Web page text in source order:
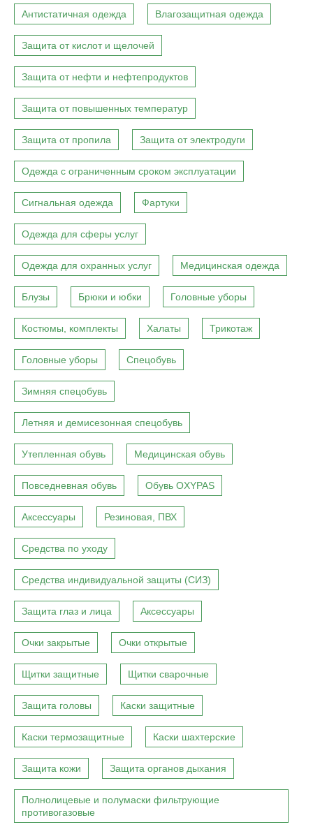
Антистатичная одежда Влагозащитная одежда
Защита от кислот и щелочей
Защита от нефти и нефтепродуктов
Защита от повышенных температур
Защита от пропила Защита от электродуги
Одежда с ограниченным сроком эксплуатации
Сигнальная одежда Фартуки
Одежда для сферы услуг
Одежда для охранных услуг Медицинская одежда
Блузы Брюки и юбки Головные уборы
Костюмы, комплекты Халаты Трикотаж
Головные уборы Спецобувь
Зимняя спецобувь
Летняя и демисезонная спецобувь
Утепленная обувь Медицинская обувь
Повседневная обувь Обувь OXYPAS
Аксессуары Резиновая, ПВХ
Средства по уходу
Средства индивидуальной защиты (СИЗ)
Защита глаз и лица Аксессуары
Очки закрытые Очки открытые
Щитки защитные Щитки сварочные
Защита головы Каски защитные
Каски термозащитные Каски шахтерские
Защита кожи Защита органов дыхания
Полнолицевые и полумаски фильтрующие
противогазовые